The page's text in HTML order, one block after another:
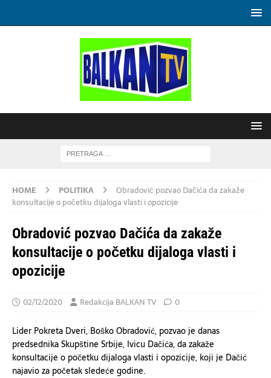
HOME POLITIKA
Obradović pozvao Dačića da zakaže
konsultacije o početku dijaloga vlasti i opozicije
Obradović pozvao Dačića da zakaže
konsultacije o početku dijaloga vlasti i
opozicije
02/12/2020 Redakcija BALKAN TV 0
Lider Pokreta Dveri, Boško Obradović, pozvao je danas
predsednika Skupštine Srbije, Ivicu Dačića, da zakaže
konsultacije o početku dijaloga vlasti i opozicije, koji je Dačić
najavio za početak sledeće godine.